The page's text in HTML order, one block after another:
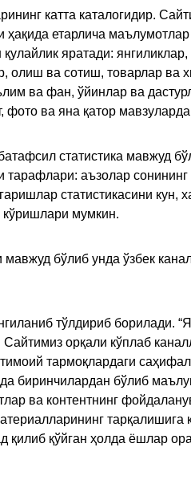
катта каталогидир.
етарлича
яратади:
олиш ва сотиш, товарлар ва
ва фан, ўйинлар ва
фото ва яна қатор
статистика мавжуд
аъзолар
статистикасини
кўришлари мумкин.
бўлиб унда ўзбек
тўлдириб борилади.
орқали кўплаб
тармоқлардаги
биринчилардан бўлиб
ва контентнинг
қўйган ҳолда ёшлар